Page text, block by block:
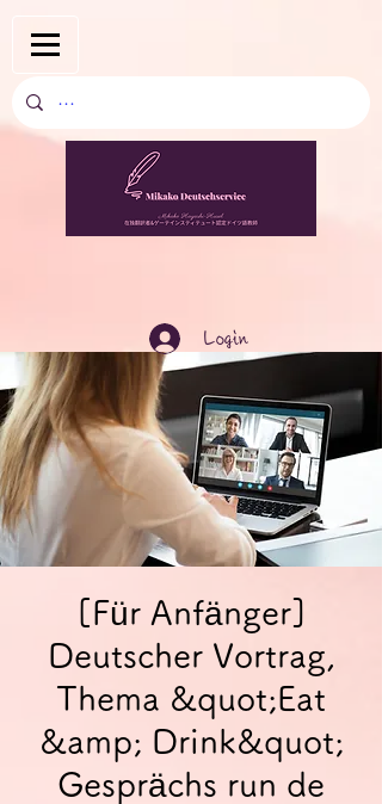
Login
[Für Anfänger]
Deutscher Vortrag,
Thema &quot;Eat
&amp; Drink&quot;
Gesprächs run de